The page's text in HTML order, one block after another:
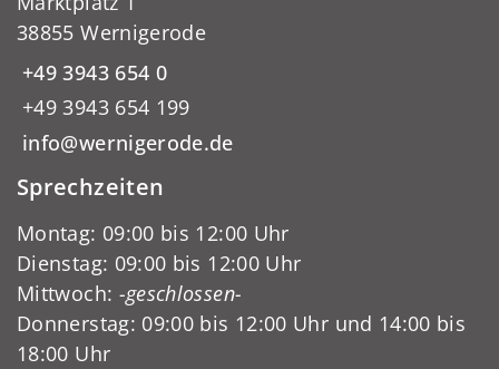
38855 Wernigerode
+49 3943 654 0
+49 3943 654 199
info@wernigerode.de
Sprechzeiten
Montag: 09:00 bis 12:00 Uhr
Dienstag: 09:00 bis 12:00 Uhr
Mittwoch: -geschlossen-
Donnerstag: 09:00 bis 12:00 Uhr und 14:00 bis
18:00 Uhr